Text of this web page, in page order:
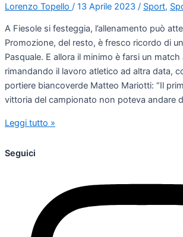
Lorenzo Topello / 13 Aprile 2023 / Sport,
A Fiesole si festeggia, l’allenamento può
Promozione, del resto, è fresco ricordo di
Pasquale. E allora il minimo è farsi un
rimandando il lavoro atletico ad altra data,
portiere biancoverde Matteo Mariotti: “Il
vittoria del campionato non poteva andare
Leggi tutto »
Seguici